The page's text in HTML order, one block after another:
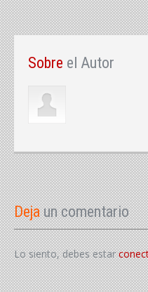
Sobre el Autor
Dejaun comentario
Lo siento, debes estar